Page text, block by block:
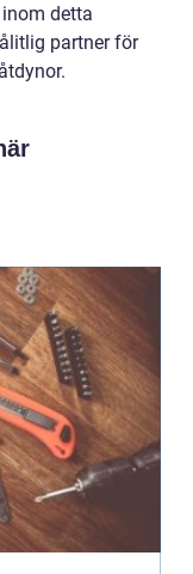
detta
partner för